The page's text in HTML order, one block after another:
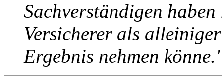
Sachverständigen
Versicherer als
Ergebnis nehmen